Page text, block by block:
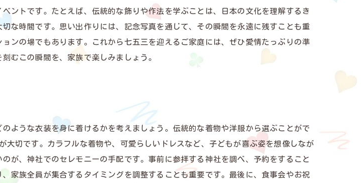
ントです。たとえば、伝統的な飾りや作法を学ぶことは、日本の文化を理解するき
な時間です。思い出作りには、記念写真を通じて、その瞬間を永遠に残すことも重
ンの場でもあります。これから七五三を迎えるご家庭には、ぜひ愛情たっぷりの準
むこの瞬間を、家族で楽しみましょう。
ような衣装を身に着けるかを考えましょう。伝統的な着物や洋服から選ぶことがで
切です。カラフルな着物や、可愛らしいドレスなど、子どもが喜ぶ姿を想像しなが
が、神社でのセレモニーの手配です。事前に参拝する神社を調べ、予約をすること
家族全員が集合するタイミングを調整することも重要です。最後に、食事会やお祝